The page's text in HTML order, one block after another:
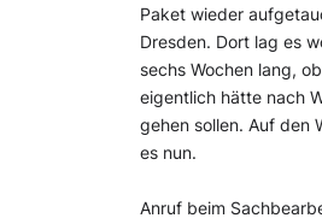
Paket wieder
Dresden. Dort lag es
sechs Wochen lang,
eigentlich hätte nach
gehen sollen. Auf den
es nun.
Anruf beim